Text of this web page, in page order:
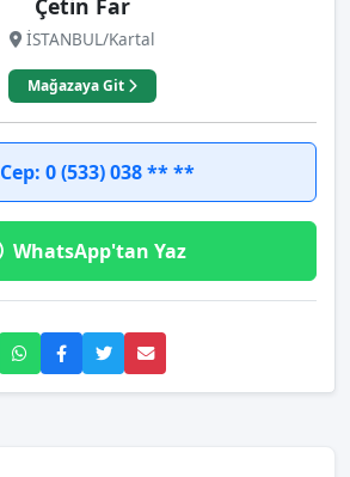
Çetin Far
İSTANBUL/Kartal
Mağazaya Git
Cep: 0 (533) 038 ** **
WhatsApp'tan Yaz